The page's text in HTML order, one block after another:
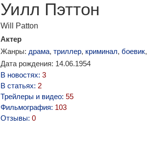
Уилл Пэттон
Will Patton
Актер
Жанры: драма, триллер, криминал, боевик,
Дата рождения: 14.06.1954
В новостях: 3
В статьях: 2
Трейлеры и видео: 55
Фильмография: 103
Отзывы: 0